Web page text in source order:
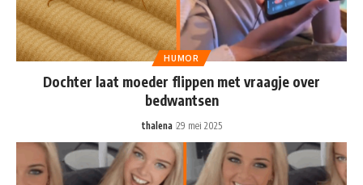
HUMOR
Dochter laat moeder flippen met vraagje over
bedwantsen
thalena 29 mei 2025